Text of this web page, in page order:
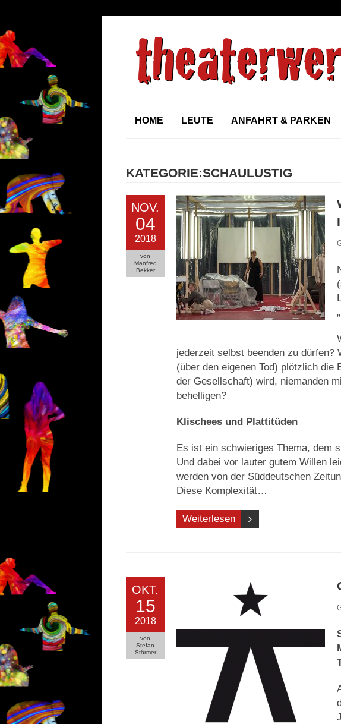
HOME LEUTE ANFAHRT & PARKEN
KATEGORIE:SCHAULUSTIG
NOV.
04
2018
von
Manfred
Bekker
jederzeit selbst beenden zu dürfen?
(über den eigenen Tod) plötzlich die
der Gesellschaft) wird, niemanden
behelligen?
Klischees und Plattitüden
Es ist ein schwieriges Thema, dem
Und dabei vor lauter gutem Willen
werden von der Süddeutschen
Diese Komplexität…
Weiterlesen
OKT.
15
2018
von
Stefan
Störmer